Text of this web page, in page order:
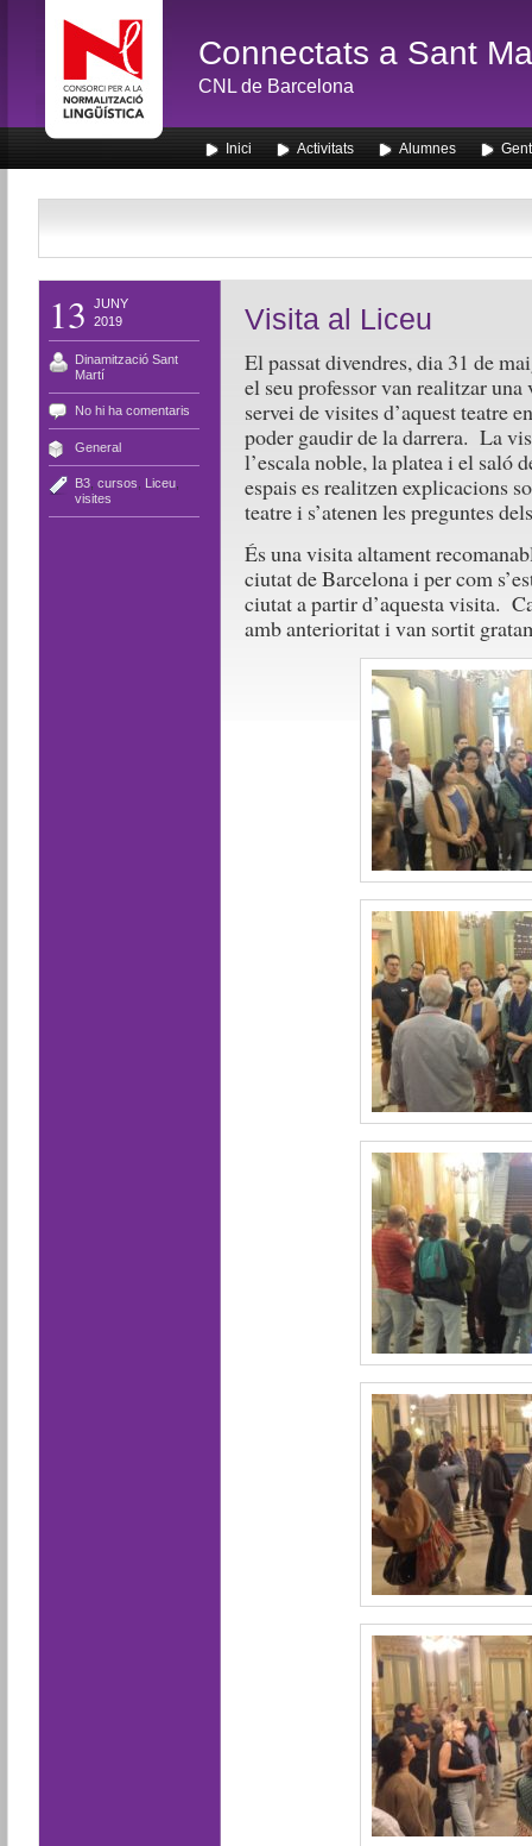
Connectats a Sant
CNL de Barcelona
Inici Activitats Alumnes
13
JUNY
2019
Dinamització Sant
Martí
No hi ha comentaris
General
B3, cursos Liceu,
visites
Visita al Liceu
El passat divendres, dia 31 de
el seu professor van realitzar
servei de visites d’aquest teatre
poder gaudir de la darrera. La
l’escala noble, la platea i el saló
espais es realitzen explicacions
teatre i s’atenen les preguntes
És una visita altament
ciutat de Barcelona i per com
ciutat a partir d’aquesta visita.
amb anterioritat i van sortit